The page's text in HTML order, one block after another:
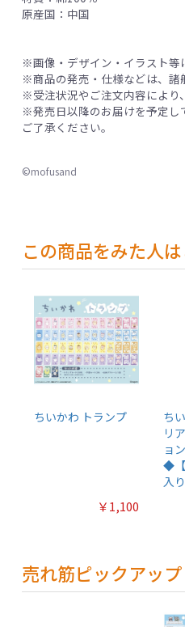
原産国：中国
※画像・デザイン・イラスト等
※商品の発売・仕様などは、諸
※受注状況やご注文内容により
※発売日以降のお届けを予定し
ご了承ください。
©mofusand
この商品をみた人
ちいかわ トランプ
￥1,100
ち
リ
ョ
◆【
入り
売れ筋ピックアップ